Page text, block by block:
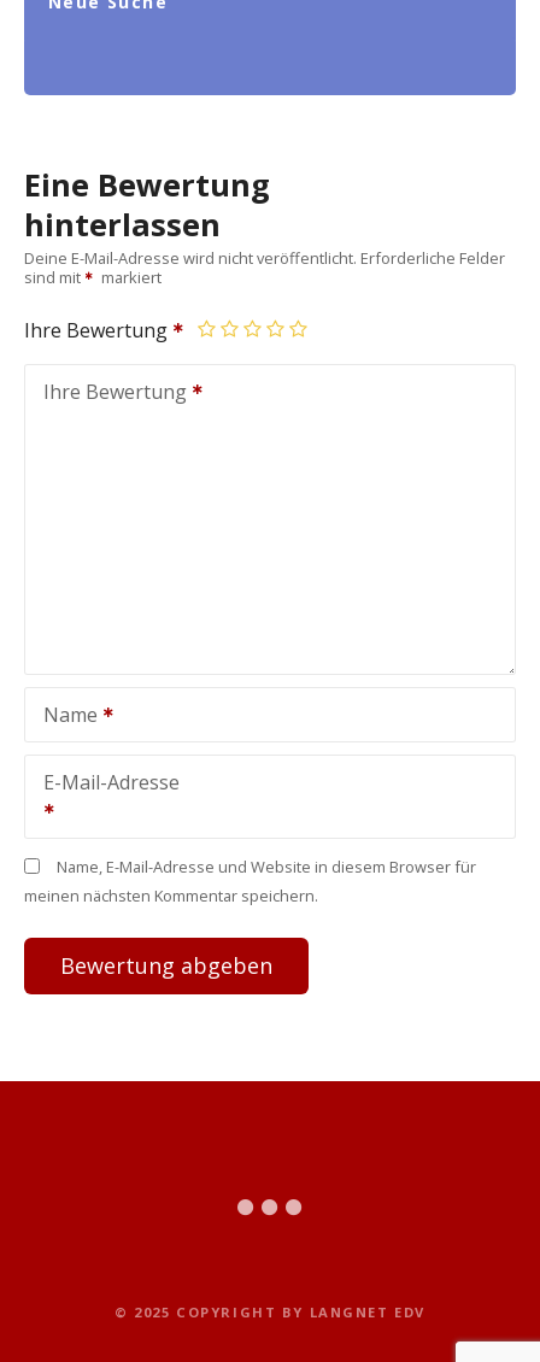
Eine Bewertung
hinterlassen
Deine E-Mail-Adresse wird nicht veröffentlicht. Erforderliche Felder
sind mit
markiert
Ihre Bewertung
Ihre Bewertung
Name
E-Mail-Adresse
Name, E-Mail-Adresse und Website in diesem Browser für
meinen nächsten Kommentar speichern.
© 2025 COPYRIGHT BY LANGNET EDV